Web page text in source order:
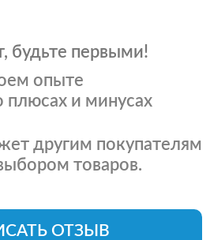
будьте первыми!
опыте
плюсах и минусах
другим покупателям
товаров.
ОТЗЫВ